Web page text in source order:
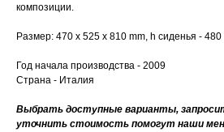
композиции.
Размер: 470 x 525 x 810 mm, h сиденья - 480
Год начала производства - 2009
Страна - Италия
Выбрать доступные варианты,
уточнить стоимость помогут наши